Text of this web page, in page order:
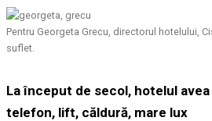
Pentru Georgeta Grecu, directorul hotelului,
suflet.
La început de secol, hotelul
telefon, lift, căldură, mare lux